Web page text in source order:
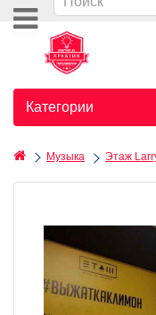
Категории
Музыка Этаж